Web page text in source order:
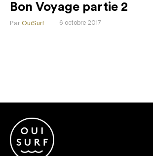
Bon Voyage partie 2
6 octobre 2017
Par OuiSurf